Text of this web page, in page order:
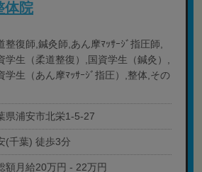
体院
整復師,鍼灸師,あん摩ﾏｯｻｰｼﾞ指圧師,
学生（柔道整復）,国資学生（鍼灸）,
学生（あん摩ﾏｯｻｰｼﾞ指圧）,整体,その
県浦安市北栄1-5-27
(千葉) 徒歩3分
額月給20万円 - 22万円